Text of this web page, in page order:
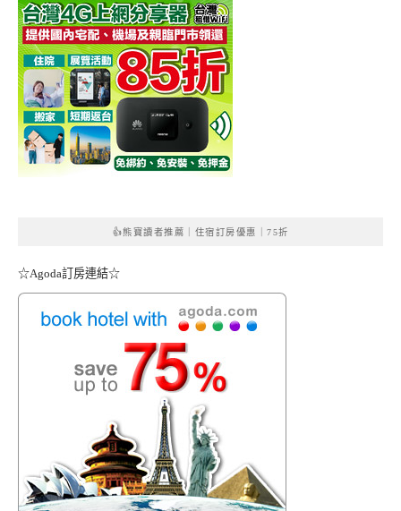
👍熊寶讀者推薦｜住宿訂房優惠｜75折
☆Agoda訂房連結☆